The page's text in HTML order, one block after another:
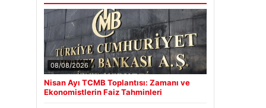
08/08/2026
Nisan Ayı TCMB Toplantısı: Zamanı ve
Ekonomistlerin Faiz Tahminleri